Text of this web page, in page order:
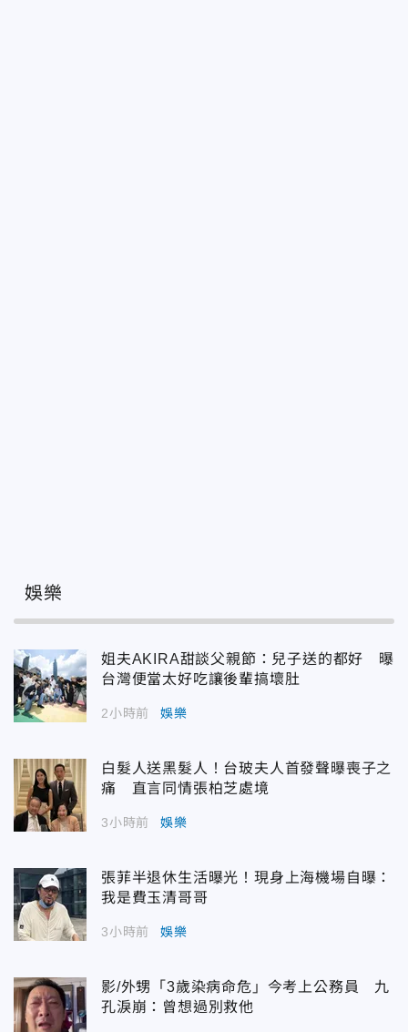
娛樂
姐夫AKIRA甜談父親節：兒子送的都好 曝
台灣便當太好吃讓後輩搞壞肚
2小時前 娛樂
白髮人送黑髮人！台玻夫人首發聲曝喪子之
痛 直言同情張柏芝處境
3小時前 娛樂
張菲半退休生活曝光！現身上海機場自曝：
我是費玉清哥哥
3小時前 娛樂
影/外甥「3歲染病命危」今考上公務員 九
孔淚崩：曾想過別救他